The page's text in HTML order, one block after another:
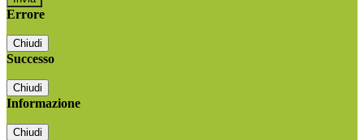
Errore
Chiudi
Successo
Chiudi
Informazione
Chiudi